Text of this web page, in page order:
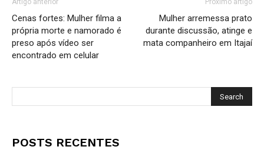
Cenas fortes: Mulher filma a
própria morte e namorado é
preso após vídeo ser
encontrado em celular
Mulher arremessa prato
durante discussão, atinge e
mata companheiro em Itajaí
POSTS RECENTES